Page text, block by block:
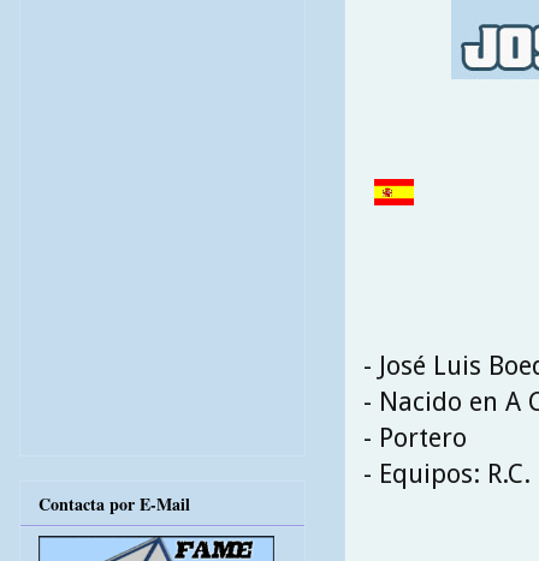
- José Luis
- Nacido en A
- Portero
- Equipos:
Contacta por E-Mail